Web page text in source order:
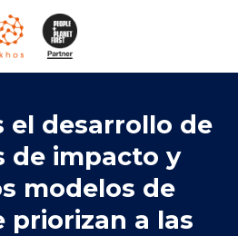
el desarrollo de
de impacto y
modelos de
priorizan a las